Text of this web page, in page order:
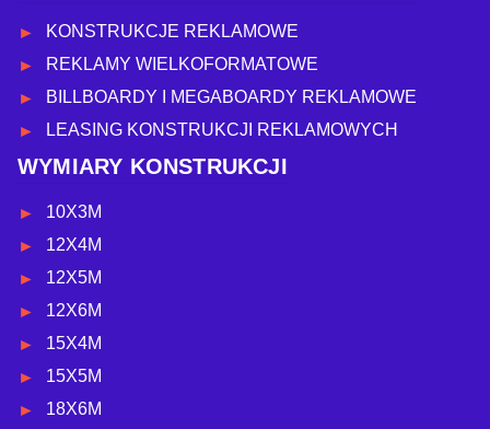
KONSTRUKCJE REKLAMOWE
REKLAMY WIELKOFORMATOWE
BILLBOARDY I MEGABOARDY REKLAMOWE
LEASING KONSTRUKCJI REKLAMOWYCH
WYMIARY KONSTRUKCJI
10X3M
12X4M
12X5M
12X6M
15X4M
15X5M
18X6M